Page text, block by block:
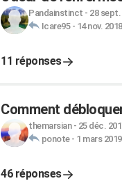
Pandainstinct - 28 sept.
Icare95- 14 nov.
11 réponses
Comment
themarsian- 25 déc.
ponote- 1 mars
46 réponses